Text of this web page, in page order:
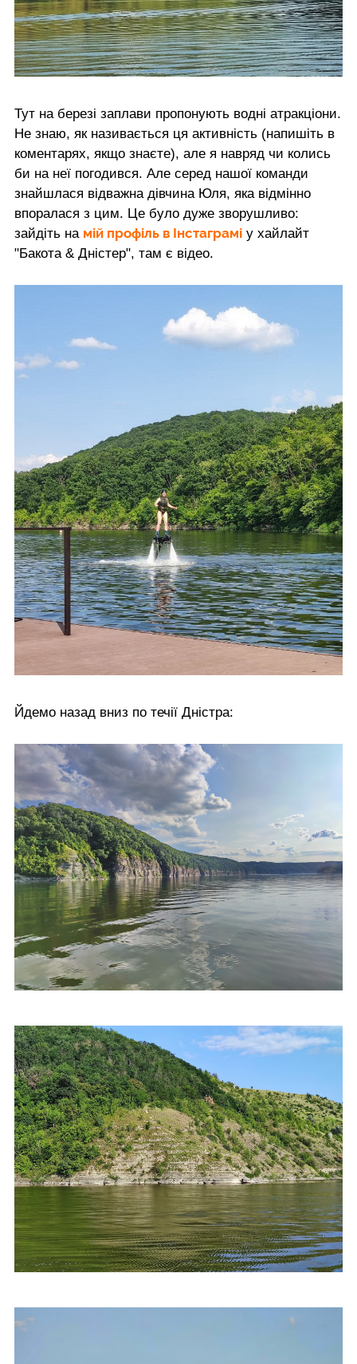
Тут на березі заплави пропонують водні атракціони.
Не знаю, як називається ця активність (напишіть в
коментарях, якщо знаєте), але я навряд чи колись
би на неї погодився. Але серед нашої команди
знайшлася відважна дівчина Юля, яка відмінно
впоралася з цим. Це було дуже зворушливо:
зайдіть на мій профіль в Інстаграмі у хайлайт
"Бакота & Дністер", там є відео.
Йдемо назад вниз по течії Дністра: